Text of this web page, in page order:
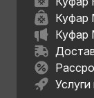
Куфар
Куфар